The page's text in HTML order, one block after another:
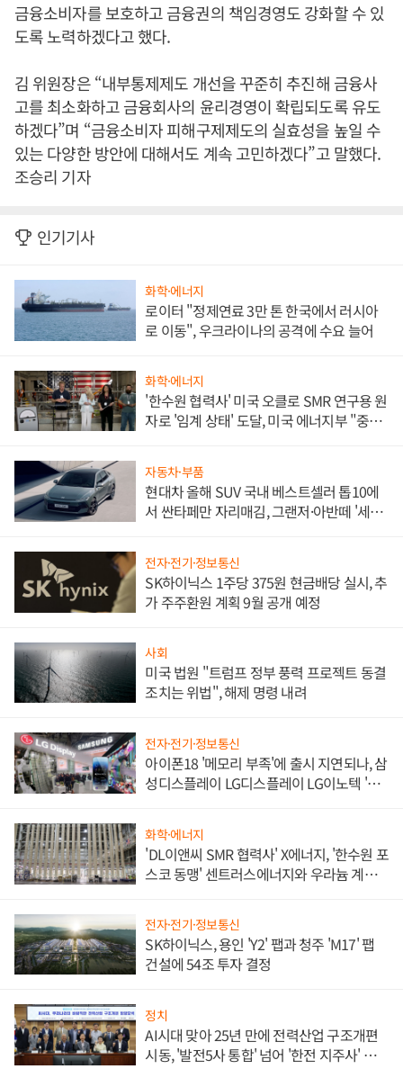
금융소비자를 보호하고 금융권의 책임경영도 강화할 수 있
도록 노력하겠다고 했다.
김 위원장은 “내부통제제도 개선을 꾸준히 추진해 금융사
고를 최소화하고 금융회사의 윤리경영이 확립되도록 유도
하겠다”며 “금융소비자 피해구제제도의 실효성을 높일 수
있는 다양한 방안에 대해서도 계속 고민하겠다”고 말했다.
조승리 기자
인기기사
화학·에너지
로이터 "정제연료 3만 톤 한국에서 러시아
로 이동", 우크라이나의 공격에 수요 늘어
화학·에너지
'한수원 협력사' 미국 오클로 SMR 연구용 원
자로 '임계 상태' 도달, 미국 에너지부 "중요
자동차·부품
현대차 올해 SUV 국내 베스트셀러 톱10에
서 싼타페만 자리매김, 그랜저·아반떼 '세단
전자·전기·정보통신
SK하이닉스 1주당 375원 현금배당 실시, 추
가 주주환원 계획 9월 공개 예정
사회
미국 법원 "트럼프 정부 풍력 프로젝트 동결
조치는 위법", 해제 명령 내려
전자·전기·정보통신
아이폰18 '메모리 부족'에 출시 지연되나, 삼
성디스플레이 LG디스플레이 LG이노텍 '탈
화학·에너지
'DL이앤씨 SMR 협력사' X에너지, '한수원 포
스코 동맹' 센트러스에너지와 우라늄 계약
전자·전기·정보통신
SK하이닉스, 용인 'Y2' 팹과 청주 'M17' 팹
건설에 54조 투자 결정
정치
AI시대 맞아 25년 만에 전력산업 구조개편
시동, '발전5사 통합' 넘어 '한전 지주사' 재편